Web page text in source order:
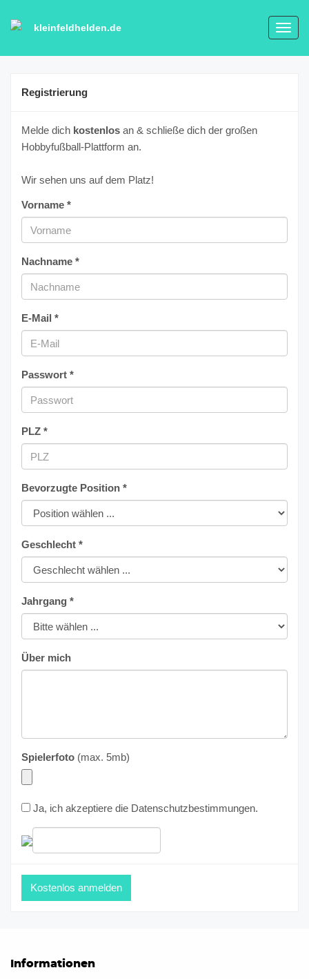
kleinfeldhelden.de
Registrierung
Melde dich kostenlos an & schließe dich der großen
Hobbyfußball-Plattform an.
Wir sehen uns auf dem Platz!
Vorname *
Nachname *
E-Mail *
Passwort *
PLZ *
Bevorzugte Position *
Geschlecht *
Jahrgang *
Über mich
Spielerfoto (max. 5mb)
Ja, ich akzeptiere die Datenschutzbestimmungen.
Informationen